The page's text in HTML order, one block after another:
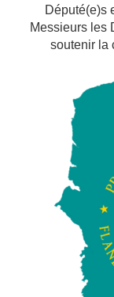
Député(e)s
Messieurs les
soutenir la